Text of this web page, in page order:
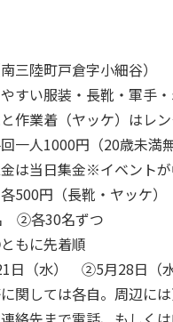
三陸町戸倉字小細谷）
すい服装・長靴・軍手
ヤッケ）はレン
一人1000円（20歳未満無
金※イベントが中止
500円（長靴・ヤッケ）
②各30名ずつ
先着順
（水） ②5月28日（水
関しては各自。周辺に